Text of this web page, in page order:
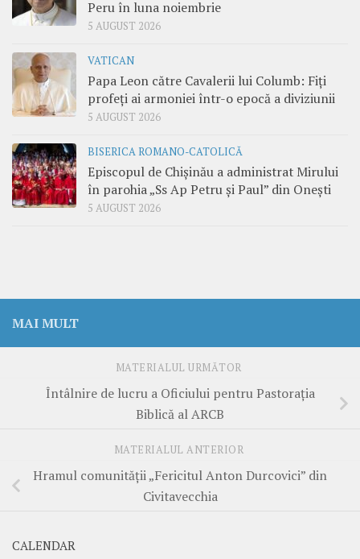
Peru în luna noiembrie
5 AUGUST 2026
VATICAN
Papa Leon către Cavalerii lui Columb: Fiți
profeți ai armoniei într-o epocă a diviziunii
5 AUGUST 2026
BISERICA ROMANO-CATOLICĂ
Episcopul de Chișinău a administrat Mirului
în parohia „Ss Ap Petru și Paul” din Onești
5 AUGUST 2026
MAI MULT
MATERIALUL URMĂTOR
Întâlnire de lucru a Oficiului pentru Pastorația
Biblică al ARCB
MATERIALUL ANTERIOR
Hramul comunității „Fericitul Anton Durcovici” din
Civitavecchia
CALENDAR